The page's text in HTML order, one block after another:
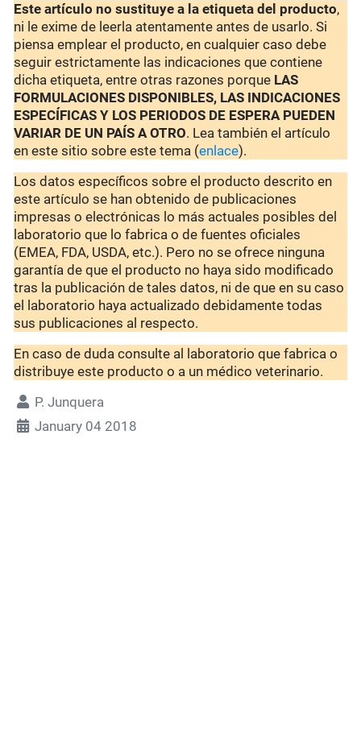
Este artículo no sustituye a la etiqueta del producto,
ni le exime de leerla atentamente antes de usarlo. Si
piensa emplear el producto, en cualquier caso debe
seguir estrictamente las indicaciones que contiene
dicha etiqueta, entre otras razones porque LAS
FORMULACIONES DISPONIBLES, LAS INDICACIONES
ESPECÍFICAS Y LOS PERIODOS DE ESPERA PUEDEN
VARIAR DE UN PAÍS A OTRO. Lea también el artículo
en este sitio sobre este tema (enlace).
Los datos específicos sobre el producto descrito en
este artículo se han obtenido de publicaciones
impresas o electrónicas lo más actuales posibles del
laboratorio que lo fabrica o de fuentes oficiales
(EMEA, FDA, USDA, etc.). Pero no se ofrece ninguna
garantía de que el producto no haya sido modificado
tras la publicación de tales datos, ni de que en su caso
el laboratorio haya actualizado debidamente todas
sus publicaciones al respecto.
En caso de duda consulte al laboratorio que fabrica o
distribuye este producto o a un médico veterinario.
P. Junquera
January 04 2018